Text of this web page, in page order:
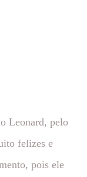
Leonard, pelo
felizes e
pois ele